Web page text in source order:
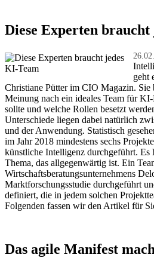
Diese Experten
geht
Christiane Pütter im CIO Magazin. Sie
Meinung nach ein ideales Team für KI-
sollte und welche Rollen besetzt
Unterschiede liegen dabei natürlich
und der Anwendung. Statistisch
im Jahr 2018 mindestens sechs
künstliche Intelligenz durchgeführt. Es
Thema, das allgegenwärtig ist. Ein
Wirtschaftsberatungsunternehmens
Marktforschungsstudie durchgeführt
definiert, die in jedem solchen
Folgenden fassen wir den Artikel für
Das agile Manifest